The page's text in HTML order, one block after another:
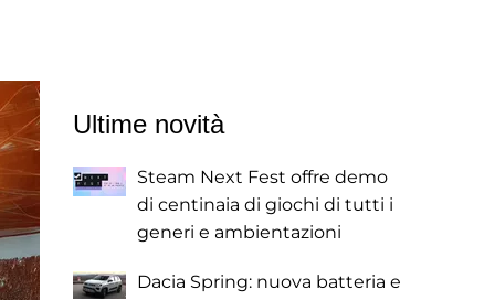
Ultime novità
Steam Next Fest offre demo
di centinaia di giochi di tutti i
generi e ambientazioni
Dacia Spring: nuova batteria e